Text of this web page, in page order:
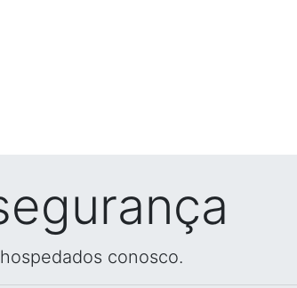
conosco.